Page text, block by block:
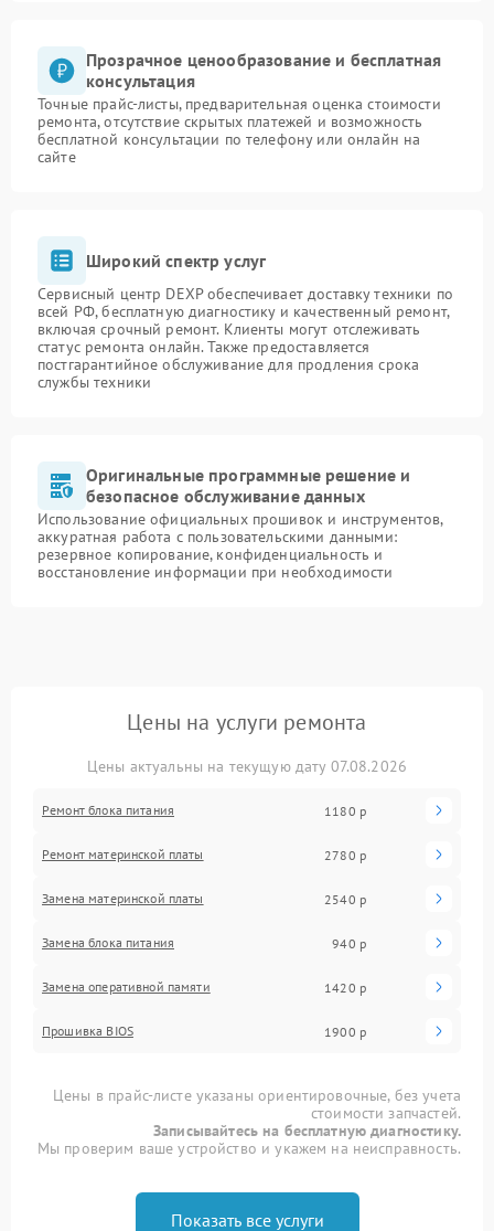
Прозрачное ценообразование и бесплатная
консультация
Точные прайс-листы, предварительная оценка стоимости
ремонта, отсутствие скрытых платежей и возможность
бесплатной консультации по телефону или онлайн на
сайте
Широкий спектр услуг
Сервисный центр DEXP обеспечивает доставку техники по
всей РФ, бесплатную диагностику и качественный ремонт,
включая срочный ремонт. Клиенты могут отслеживать
статус ремонта онлайн. Также предоставляется
постгарантийное обслуживание для продления срока
службы техники
Оригинальные программные решение и
безопасное обслуживание данных
Использование официальных прошивок и инструментов,
аккуратная работа с пользовательскими данными:
резервное копирование, конфиденциальность и
восстановление информации при необходимости
Цены на услуги ремонта
Цены актуальны на текущую дату 07.08.2026
Ремонт блока питания 1180 р
Ремонт материнской платы 2780 р
Замена материнской платы 2540 р
Замена блока питания 940 р
Замена оперативной памяти 1420 р
Прошивка BIOS 1900 р
Цены в прайс-листе указаны ориентировочные, без учета
стоимости запчастей.
Записывайтесь на бесплатную диагностику.
Мы проверим ваше устройство и укажем на неисправность.
Показать все услуги